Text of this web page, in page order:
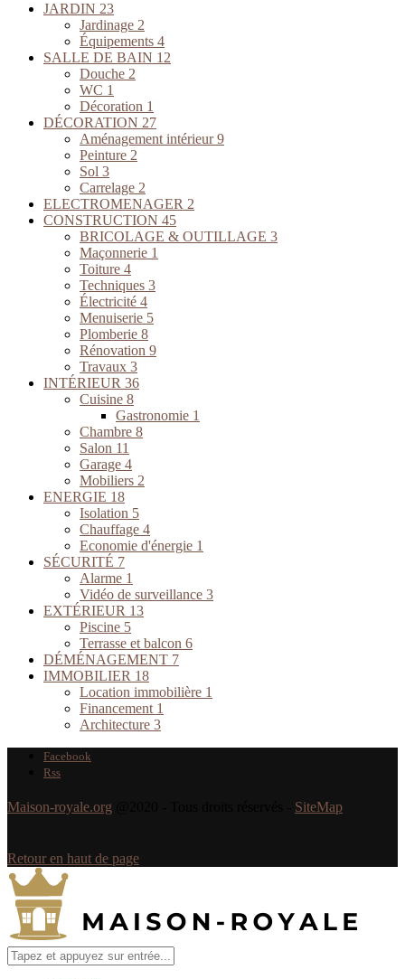
JARDIN 23
Jardinage 2
Équipements 4
SALLE DE BAIN 12
Douche 2
WC 1
Décoration 1
DÉCORATION 27
Aménagement intérieur9
Peinture 2
Sol 3
Carrelage 2
ELECTROMENAGER 2
CONSTRUCTION 45
BRICOLAGE & OUTILLAGE 3
Maçonnerie 1
Toiture 4
Techniques 3
Électricité 4
Menuiserie 5
Plomberie 8
Rénovation 9
Travaux 3
INTÉRIEUR 36
Cuisine 8
Gastronomie 1
Chambre 8
Salon 11
Garage 4
Mobiliers 2
ENERGIE 18
Isolation 5
Chauffage 4
Economie d'énergie 1
SÉCURITÉ 7
Alarme 1
Vidéo de surveillance 3
EXTÉRIEUR 13
Piscine 5
Terrasse et balcon 6
DÉMÉNAGEMENT 7
IMMOBILIER 18
Location immobilière 1
Financement 1
Architecture 3
Facebook
Rss
Maison-royale.org SiteMap
Retour en haut de page